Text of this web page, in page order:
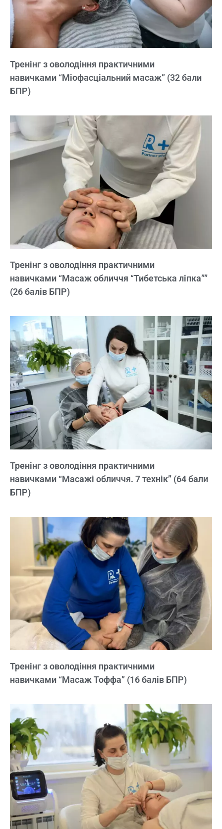
Тренінг з оволодіння практичними
навичками “Міофасціальний масаж” (32 бали
БПР)
Тренінг з оволодіння практичними
навичками “Масаж обличчя “Тибетська ліпка””
(26 балів БПР)
Тренінг з оволодіння практичними
навичками “Масажі обличчя. 7 технік” (64 бали
БПР)
Тренінг з оволодіння практичними
навичками “Масаж Тоффа” (16 балів БПР)